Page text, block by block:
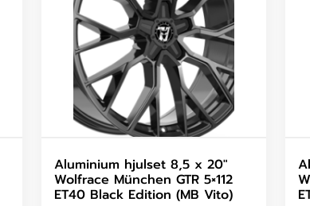
Aluminium hjulset 8,5 x 20″
Wolfrace München GTR 5×112
ET40 Black Edition (MB Vito)